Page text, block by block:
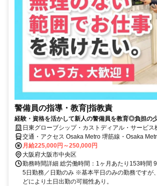
警備員の指導・教育|指教責
経験・資格を活かして新人の警備員を教育◎負担の
日東グローブシップ・カストディアル・サービス
交通・アクセス Osaka Metro 堺筋線・Osaka
駅 徒歩約5分 / 近鉄難波線 近鉄日本橋駅 徒歩約5
んば駅 徒歩約6分 / Osaka Metro 御堂筋線 なんば
月給225,000円～250,000円
大阪府大阪市中央区
勤務時間詳細 総労働時間：1ヶ月あたり153時間
5日勤務／日勤のみ ※基本平日のみの勤務ですが
どにより土日出勤の可能性あり。